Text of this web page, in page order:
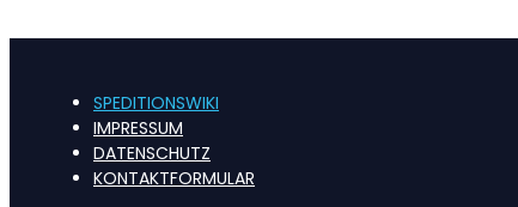
SPEDITIONSWIKI
IMPRESSUM
DATENSCHUTZ
KONTAKTFORMULAR